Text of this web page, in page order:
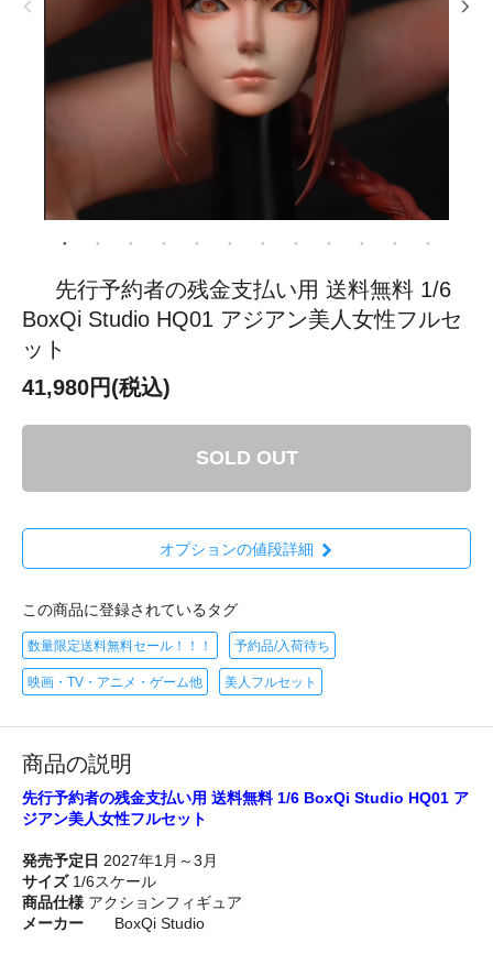
先行予約者の残金支払い用 送料無料 1/6
BoxQi Studio HQ01 アジアン美人女性フルセ
ット
41,980円(税込)
SOLD OUT
オプションの値段詳細
この商品に登録されているタグ
数量限定送料無料セール！！！ 予約品/入荷待ち
映画・TV・アニメ・ゲーム他 美人フルセット
商品の説明
先行予約者の残金支払い用 送料無料 1/6 BoxQi Studio HQ01 ア
ジアン美人女性フルセット
発売予定日 2027年1月～3月
サイズ1/6スケール
商品仕様 アクションフィギュア
メーカー BoxQi Studio